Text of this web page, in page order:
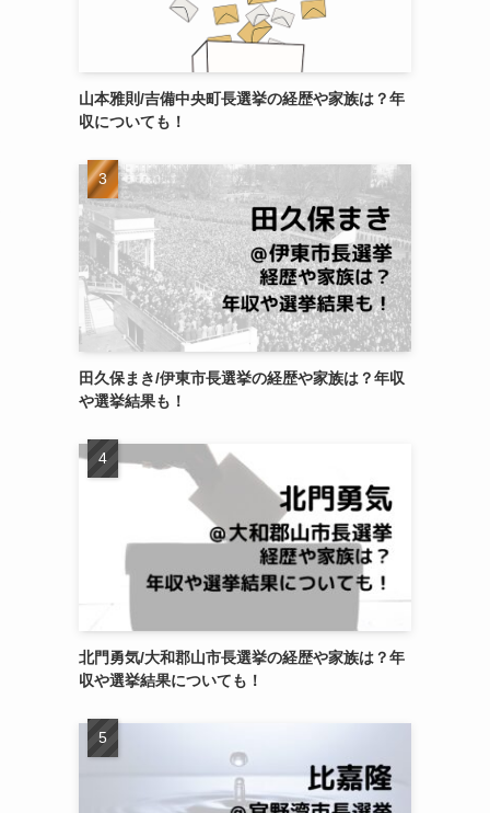
山本雅則/吉備中央町長選挙の経歴や家族は？年
収についても！
田久保まき/伊東市長選挙の経歴や家族は？年収
や選挙結果も！
北門勇気/大和郡山市長選挙の経歴や家族は？年
収や選挙結果についても！